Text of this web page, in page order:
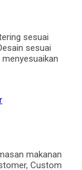
sesuai
sesuai
makanan
Custom